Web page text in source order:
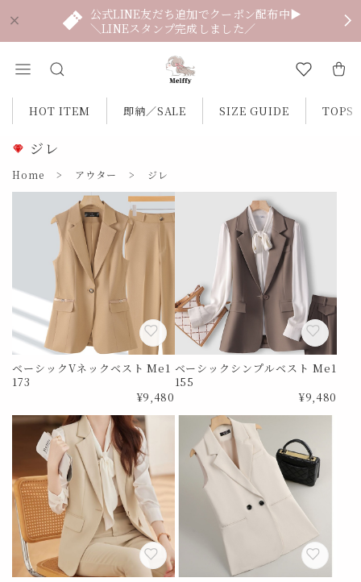
公式LINE友だち追加でクーポン配布中▶
＼LINEスタンプ完成しました／
HOT ITEM 即納／SALE SIZE GUIDE TOPS
ジレ
Home アウター ジレ
ベーシックVネックベスト Me1
173
¥9,480
ベーシックシンプルベスト Me1
155
¥9,480